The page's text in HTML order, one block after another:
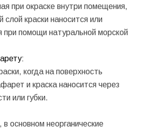
при окраске внутри помещения,
слой краски наносится или
при помощи натуральной морской
когда на поверхность
и краска наносится через
или губки.
основном неорганические